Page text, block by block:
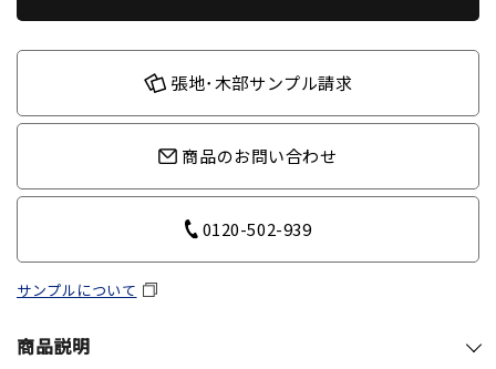
張地･木部サンプル請求
商品のお問い合わせ
0120-502-939
サンプルについて
商品説明